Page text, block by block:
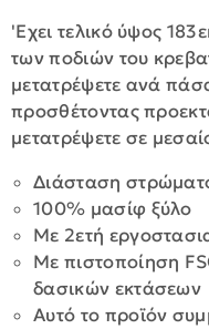
'Εχει τελικό ύψος
των ποδιών του
μετατρέψετε ανά
προσθέτοντας
μετατρέψετε σε
Διάσταση
100% μασίφ ξύλο
Με 2ετή
Με πιστοποίηση
δασικών εκτάσεων
Αυτό το προϊόν